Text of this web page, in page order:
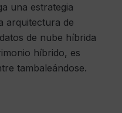
una estrategia
arquitectura de
de nube híbrida
híbrido, es
tambaleándose.